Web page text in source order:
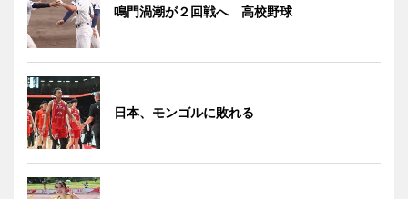
鳴門渦潮が２回戦へ 高校野球
日本、モンゴルに敗れる